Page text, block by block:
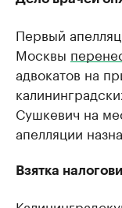
Первый
Москвы
адвокатов на
Сушкевич на
апелляции
Взятка